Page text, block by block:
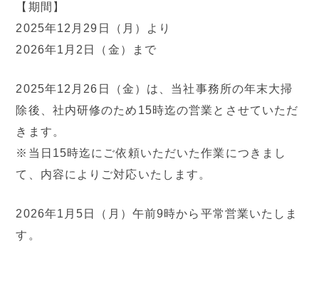
【期間】
2025年12月29日（月）より
2026年1月2日（金）まで
2025年12月26日（金）は、当社事務所の年末大掃
除後、社内研修のため15時迄の営業とさせていただ
きます。
※当日15時迄にご依頼いただいた作業につきまし
て、内容によりご対応いたします。
2026年1月5日（月）午前9時から平常営業いたしま
す。